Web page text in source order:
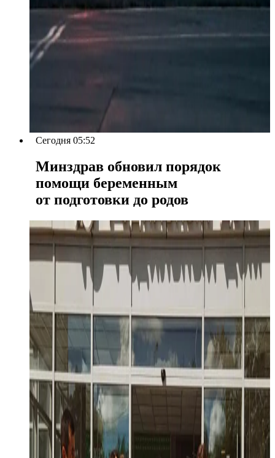
Сегодня 05:52
Минздрав обновил порядок
помощи беременным
от подготовки до родов